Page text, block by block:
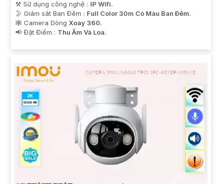
⚒ Sử dụng công nghệ : IP Wifi.
🌛 Giám sát Ban Đêm : Full Color 30m Có Màu Ban Ðêm.
🕸️ Camera Dòng Xoay 360.
️📢 Đặt Điểm : Thu Âm Và Loa.